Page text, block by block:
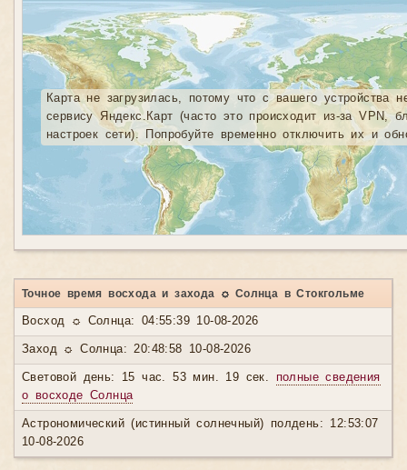
Карта не загрузилась, потому что с вашего устройства
сервису Яндекс.Карт (часто это происходит из-за VPN,
настроек сети). Попробуйте временно отключить их и
Точное время восхода и захода ☼ Солнца в Стокгольме
Восход ☼ Солнца: 04:55:39 10-08-2026
Заход ☼ Солнца: 20:48:58 10-08-2026
Световой день: 15 час. 53 мин. 19 сек. полные сведения
о восходе Солнца
Астрономический (истинный солнечный) полдень: 12:53:07
10-08-2026